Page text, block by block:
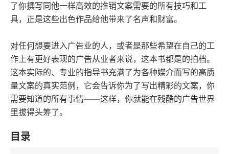
了你撰写同他一样高效的推销文案需要的所有技巧和工
具，正是这些出色作品给他带来了名声和财富。
对任何想要进入广告业的人，或者是那些希望在自己的工
作上有更好表现的广告从业者来说，这本书都是的拍档。
这本实际的、专业的指导书充满了为各种媒介而写的高质
量文案的真实范例，它会告诉你为了写出精彩的文案，你
需要知道的所有事情——这样，你就能在残酷的广告世界
里拔得头筹了。
目录